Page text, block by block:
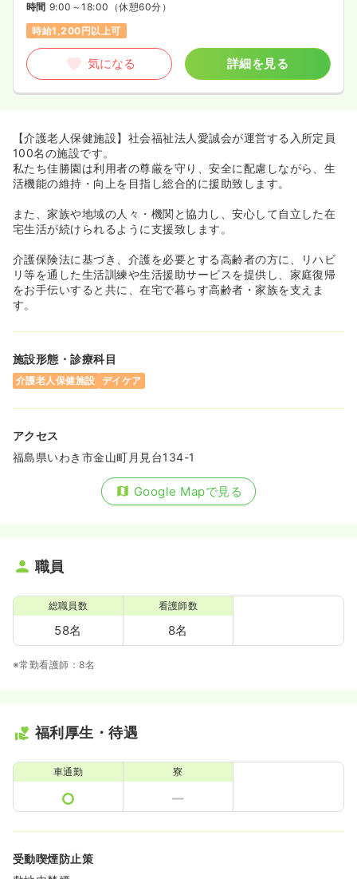
時間 9:00～18:00 （休憩60分）
時給1,200円以上可
気になる 詳細を見る
【介護老人保健施設】社会福祉法人愛誠会が運営する入所定員
100名の施設です。
私たち佳勝園は利用者の尊厳を守り、安全に配慮しながら、生
活機能の維持・向上を目指し総合的に援助致します。
また、家族や地域の人々・機関と協力し、安心して自立した在
宅生活が続けられるように支援致します。
介護保険法に基づき、介護を必要とする高齢者の方に、リハビ
リ等を通した生活訓練や生活援助サービスを提供し、家庭復帰
をお手伝いすると共に、在宅で暮らす高齢者・家族を支えま
す。
施設形態・診療科目
介護老人保健施設 デイケア
アクセス
福島県いわき市金山町月見台134-1
Google Mapで見る
職員
総職員数
58名
看護師数
8名
※常勤看護師：8名
福利厚生・待遇
車通勤 寮
受動喫煙防止策